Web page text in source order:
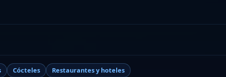
Cócteles Restaurantes y hoteles